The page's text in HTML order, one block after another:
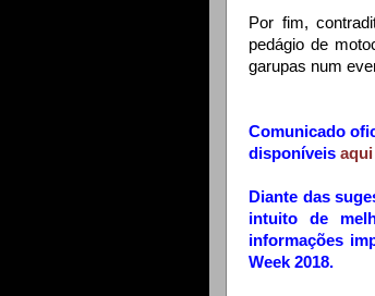
Por fim,
pedágio de
garupas num
Comunicado
disponíveis aqui
Diante das
intuito de
informações
Week 2018.